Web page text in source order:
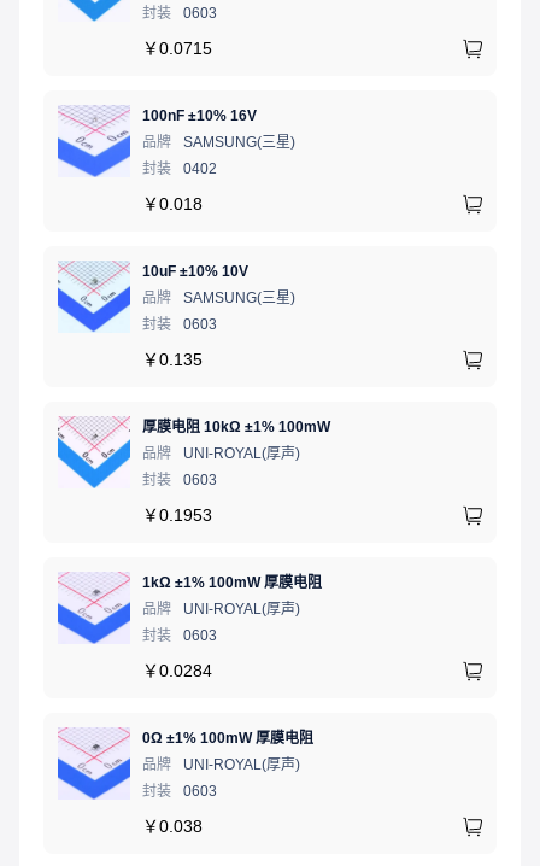
封装
0603
￥0.0715
100nF ±10% 16V
品牌
SAMSUNG(三星)
封装
0402
￥0.018
10uF ±10% 10V
品牌
SAMSUNG(三星)
封装
0603
￥0.135
厚膜电阻 10kΩ ±1% 100mW
品牌
UNI-ROYAL(厚声)
封装
0603
￥0.1953
1kΩ ±1% 100mW 厚膜电阻
品牌
UNI-ROYAL(厚声)
封装
0603
￥0.0284
0Ω ±1% 100mW 厚膜电阻
品牌
UNI-ROYAL(厚声)
封装
0603
￥0.038